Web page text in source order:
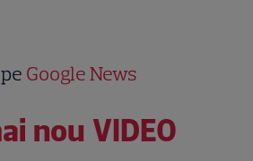
Google News
nou VIDEO